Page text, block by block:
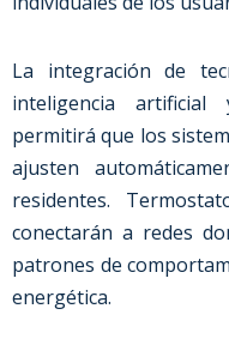
La integración de
inteligencia
permitirá que los
ajusten
residentes.
conectarán a redes
patrones de
energética.